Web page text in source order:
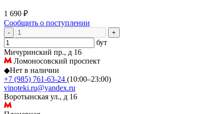
1 690 ₽
Сообщить о поступлении
- +
бут
Мичуринский пр., д 16
Ломоносовский проспект
◆Нет в наличии
+7 (985) 761-63-24 (10:00–23:00)
vinoteki.ru@yandex.ru
Воротынская ул., д 16